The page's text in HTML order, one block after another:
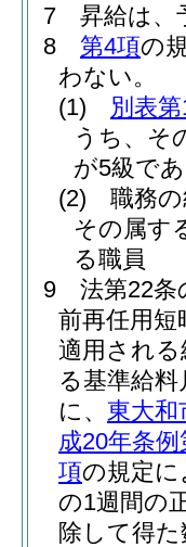
7
昇給は、
8
第4項の
わない。
(1)
別表
うち、そ
が5級で
(2)
職務
その属す
る職員
9
法第22
前再任用短
適用され
る基準給
に、 東大
成20年条
項の規定に
の1週間の
除して得